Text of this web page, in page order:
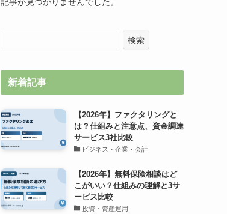
検索
新着記事
【2026年】ファクタリングと
は？仕組みと注意点、資金調達
サービス3社比較
ビジネス・企業・会計
【2026年】無料保険相談はど
こがいい？仕組みの理解と3サ
ービス比較
投資・資産運用